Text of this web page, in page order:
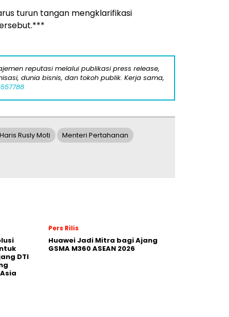
turun tangan mengklarifikasi
reputasi melalui publikasi press release,
dunia bisnis, dan tokoh publik. Kerja sama,
Haris Rusly Moti Menteri Pertahanan
DTI
Pers Rilis
Huawei Jadi Mitra bagi Ajang
GSMA M360 ASEAN 2026